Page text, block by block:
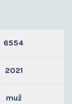
6554
2021
muž